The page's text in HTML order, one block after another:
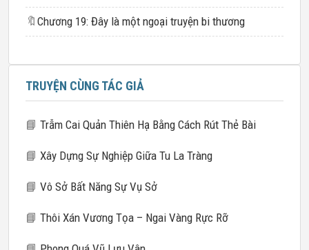
🔖 Chương 19: Đây là một ngoại truyện bi thương
TRUYỆN CÙNG TÁC GIẢ
📘 Trẫm Cai Quản Thiên Hạ Bằng Cách Rút Thẻ Bài
📘 Xây Dựng Sự Nghiệp Giữa Tu La Tràng
📘 Vô Sở Bất Năng Sự Vụ Sở
📘 Thôi Xán Vương Tọa – Ngai Vàng Rực Rỡ